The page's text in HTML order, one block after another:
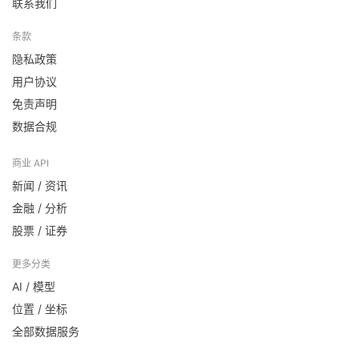
联系我们
条款
隐私政策
用户协议
免责声明
数据合规
商业 API
新闻 / 资讯
金融 / 分析
股票 / 证券
更多分类
AI / 模型
位置 / 坐标
全部数据服务